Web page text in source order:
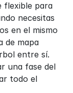
flexible para
necesitas
en el mismo
de mapa
entre sí.
una fase del
todo el